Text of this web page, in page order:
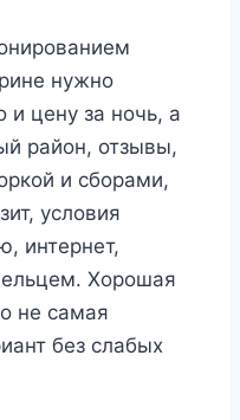
нужно
и цену за ночь, а
район, отзывы,
и сборами,
условия
интернет,
Хорошая
не самая
без слабых